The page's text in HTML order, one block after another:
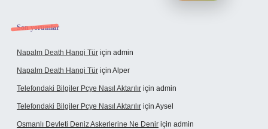
Son yorumlar
Napalm Death Hangi Tür için admin
Napalm Death Hangi Tür için Alper
Telefondaki Bilgiler Pcye Nasıl Aktarılır için admin
Telefondaki Bilgiler Pcye Nasıl Aktarılır için Aysel
Osmanlı Devleti Deniz Askerlerine Ne Denir için admin